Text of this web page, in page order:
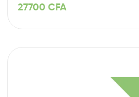
Officinalis…
27700 CFA